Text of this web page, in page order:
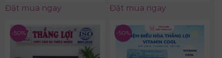
Đặt mua ngay Đặt mua ngay
-50% -50%